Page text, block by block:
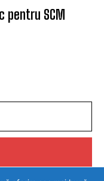
pentru SCM